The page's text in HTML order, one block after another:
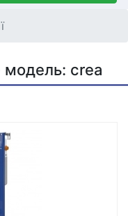
модель: crea